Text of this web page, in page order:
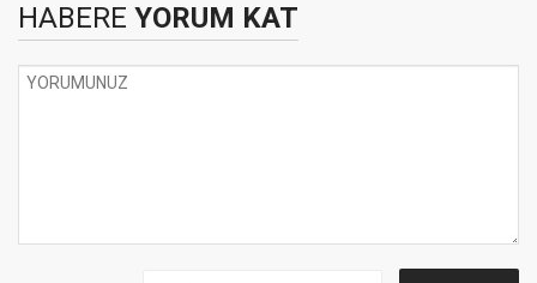
HABERE YORUM KAT